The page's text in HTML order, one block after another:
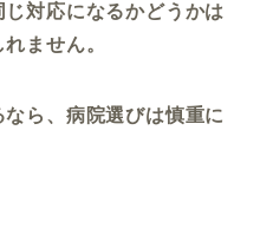
じ対応になるかどうかは
ません。
ら、病院選びは慎重に